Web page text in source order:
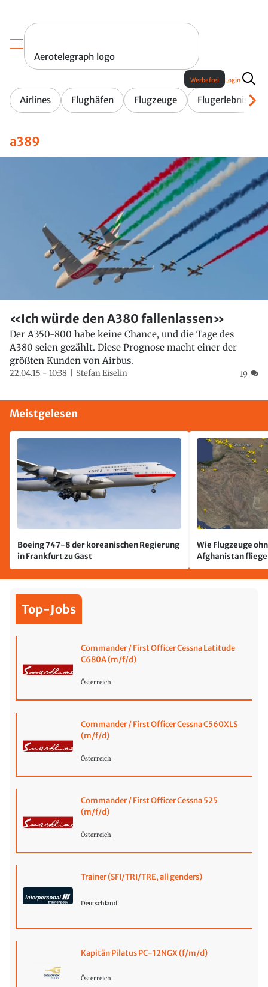
Aerotelegraph logo
Airlines Flughäfen Flugzeuge Flugerlebnis
Werbefrei Login
a389
«Ich würde den A380 fallenlassen»
Der A350-800 habe keine Chance, und die Tage des
A380 seien gezählt. Diese Prognose macht einer der
größten Kunden von Airbus.
22.04.15 - 10:38 Stefan Eiselin 19
Meistgelesen
Boeing 747-8 der koreanischen Regierung
in Frankfurt zu Gast
Wie Flugzeuge
Afghanistan
Top-Jobs
Commander / First Officer Cessna Latitude
C680A (m/f/d)
Österreich
Commander / First Officer Cessna C560XLS
(m/f/d)
Österreich
Commander / First Officer Cessna 525
(m/f/d)
Österreich
Trainer (SFI/TRI/TRE, all genders)
Deutschland
Kapitän Pilatus PC-12NGX (f/m/d)
Österreich